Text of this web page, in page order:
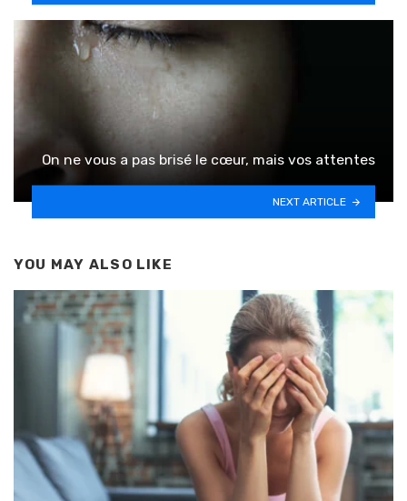
On ne vous a pas brisé le cœur, mais vos attentes
NEXT ARTICLE
YOU MAY ALSO LIKE